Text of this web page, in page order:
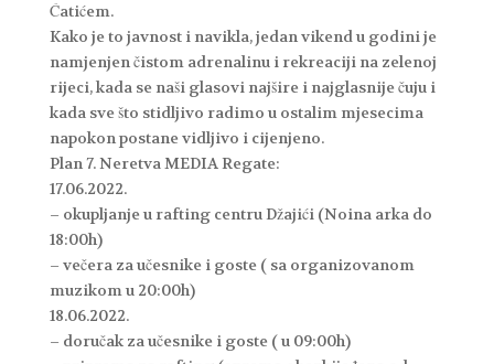
Ćatićem.
Kako je to javnost i navikla, jedan vikend u godini je
namjenjen čistom adrenalinu i rekreaciji na zelenoj
rijeci, kada se naši glasovi najšire i najglasnije čuju i
kada sve što stidljivo radimo u ostalim mjesecima
napokon postane vidljivo i cijenjeno.
Plan 7. Neretva MEDIA Regate:
17.06.2022.
– okupljanje u rafting centru Džajići (Noina arka do
18:00h)
– večera za učesnike i goste ( sa organizovanom
muzikom u 20:00h)
18.06.2022.
– doručak za učesnike i goste ( u 09:00h)